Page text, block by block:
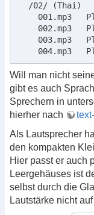
  /02/ (Thai)
001.mp3
002.mp3
003.mp3
004.mp3
Will man nicht
gibt es auch
Sprechern in
hierher nach
Als Lautsprecher
den kompakten
Hier passt er auch
Leergehäuses ist
selbst durch die
Lautstärke nicht